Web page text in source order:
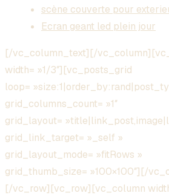
scène couverte pour
Ecran geant led plein jour
[/vc_column_text][/
width= »1/3″][vc_posts_grid
loop=
grid_columns_count= »1″
grid_layout=
grid_link_target= »_self »
grid_layout_mode= »fitRows »
grid_thumb_size= »100×100″][/
[/vc_row][vc_row][vc_column